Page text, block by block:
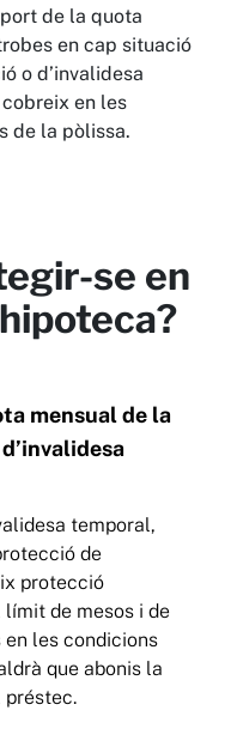
de la quota
en cap situació
o d’invalidesa
en les
de la pòlissa.
se en
mensual de la
temporal,
de
protecció
de mesos i de
les condicions
que abonis la
préstec.